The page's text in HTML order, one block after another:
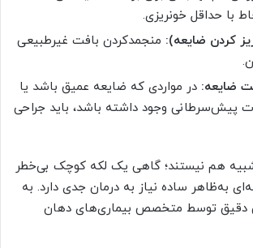
با حداقل خونریزی.
کردن ضایعه): منجمدکردن بافت غیرطبیعی
ضایعه: در مواردی که ضایعه عمیق باشد یا
پیش‌سرطانی وجود داشته باشد، باید جراحی
هم نیستند؛ گاهی یک لکه کوچک بی‌خطر
به‌ظاهر ساده نیاز به درمان جدی دارد. به
دقیق توسط متخصص بیماری‌های دهان